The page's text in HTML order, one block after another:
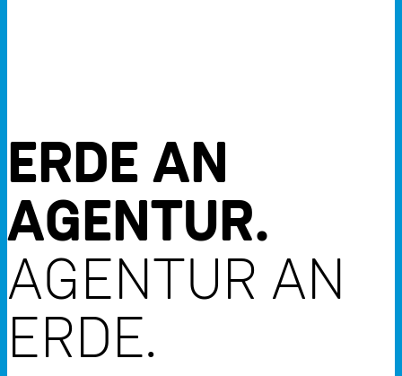
ERDE AN
AGENTUR.
AGENTUR AN
ERDE.